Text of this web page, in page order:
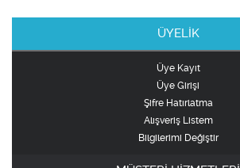
ÜYELİK
Üye Kayıt
Üye Girişi
Şifre Hatırlatma
Alışveriş Listem
Bilgilerimi Değiştir